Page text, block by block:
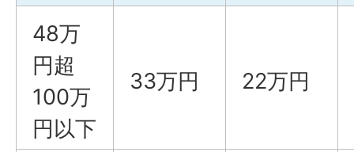
48万
円超
100万
円以下
33万円 22万円